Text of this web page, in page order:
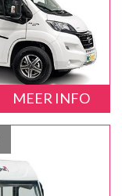
MEER INFO